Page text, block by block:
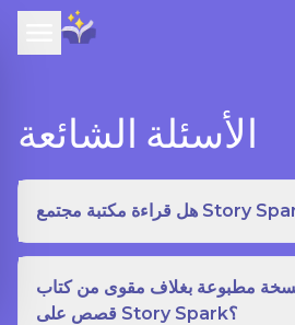
الأسئلة الشائعة
مطبوعة بغلاف مقوى من كتاب
قصص على Story Spark؟